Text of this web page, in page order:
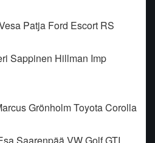
Patja Ford Escort RS
Sappinen Hillman Imp
Grönholm Toyota Corolla
Saarenpää VW Golf GTI